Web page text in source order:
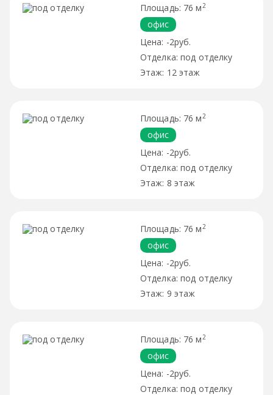
76 м 2
офис
-2руб.
под отделку
12 этаж
76 м 2
офис
-2руб.
под отделку
8 этаж
76 м 2
офис
-2руб.
под отделку
9 этаж
76 м 2
офис
-2руб.
под отделку